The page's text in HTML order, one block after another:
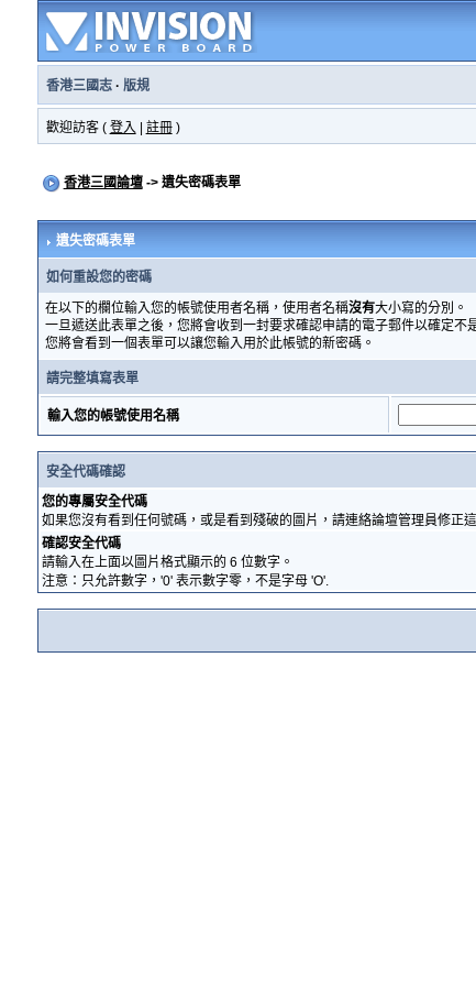
香港三國志· 版規
歡迎訪客 ( 登入 註冊)
香港三國論壇-> 遺失密碼表單
遺失密碼表單
如何重設您的密碼
在以下的欄位輸入您的帳號使用者名稱，使用者名稱沒有大小寫的分別。
一旦遞送此表單之後，您將會收到一封要求確認申請的電子郵件以確定不
您將會看到一個表單可以讓您輸入用於此帳號的新密碼。
請完整填寫表單
輸入您的帳號使用名稱
安全代碼確認
您的專屬安全代碼
如果您沒有看到任何號碼，或是看到殘破的圖片，請連絡論壇管理員修正
確認安全代碼
請輸入在上面以圖片格式顯示的 6 位數字。
注意：只允許數字，'0' 表示數字零，不是字母 'O'.